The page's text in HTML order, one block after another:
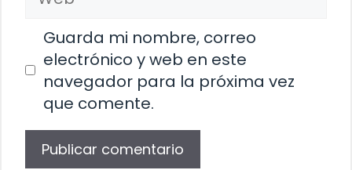
Guarda mi nombre, correo
electrónico y web en este
navegador para la próxima vez
que comente.